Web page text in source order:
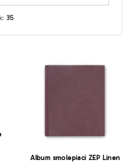
35
Album smolepiaci ZEP Linen